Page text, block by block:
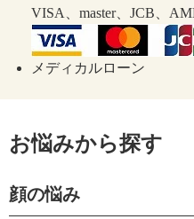
VISA、master、JCB、
メディカルローン
お悩みから探す
顔の悩み